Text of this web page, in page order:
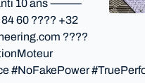
10 ans ⸻
60 ???? +32
????
#NoFakePower